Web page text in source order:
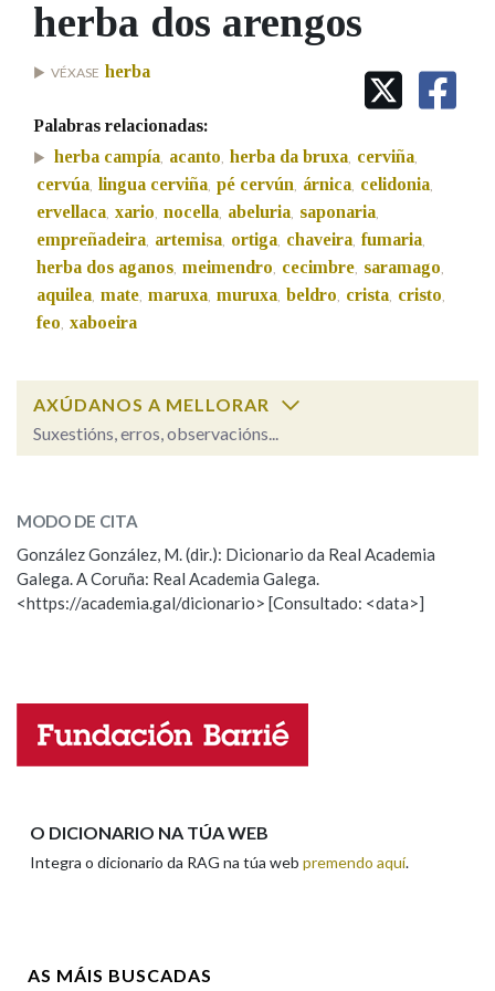
MARCIAL DEL ADALID
CASA-MUSEO EMILIA PARDO
FIGURAS HOMENAXEADAS
PORTAL DAS PALABRAS
Facebook
TwitterYoutubeInstagram
Bluesky
BUSCAR NOS LEMAS
Comeza por
Remata por
Contén
Nas definicións
Na fraseoloxía
Marcas gramaticais
herba dos arengos
VÉXASE herba
Palabras relacionadas:
herba campía, acanto, herba da bruxa, cerviña,
cervúa, lingua cerviña, pé cervún, árnica, celidonia,
ervellaca, xario, nocella, abeluria, saponaria,
empreñadeira, artemisa, ortiga, chaveira, fumaria,
herba dos aganos, meimendro, cecimbre, saramago,
aquilea, mate, maruxa, muruxa, beldro, crista, cristo,
feo, xaboeira
AXÚDANOS A MELLORAR
Suxestións, erros, observacións...
ESCOLLE UNHA OPCIÓN:
Observación Hai un erro na palabra
Propoño mellorar a definición
Nome
MODO DE CITA
González González, M. (dir.): Dicionario da Real Academia
Galega. A Coruña: Real Academia Galega.
<https://academia.gal/dicionario> [Consultado: <data>]
O DICIONARIO NA TÚA WEB
Integra o dicionario da RAG na túa web premendo aquí.
AS MÁIS BUSCADAS